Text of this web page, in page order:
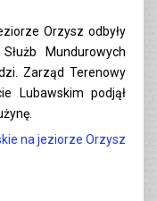
Orzysz odbyły
Mundurowych
Zarząd Terenowy
Lubawskim podjął
na jeziorze Orzysz